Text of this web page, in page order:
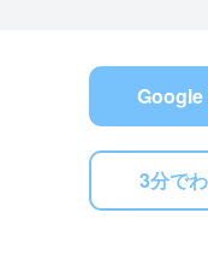
Google
3分で